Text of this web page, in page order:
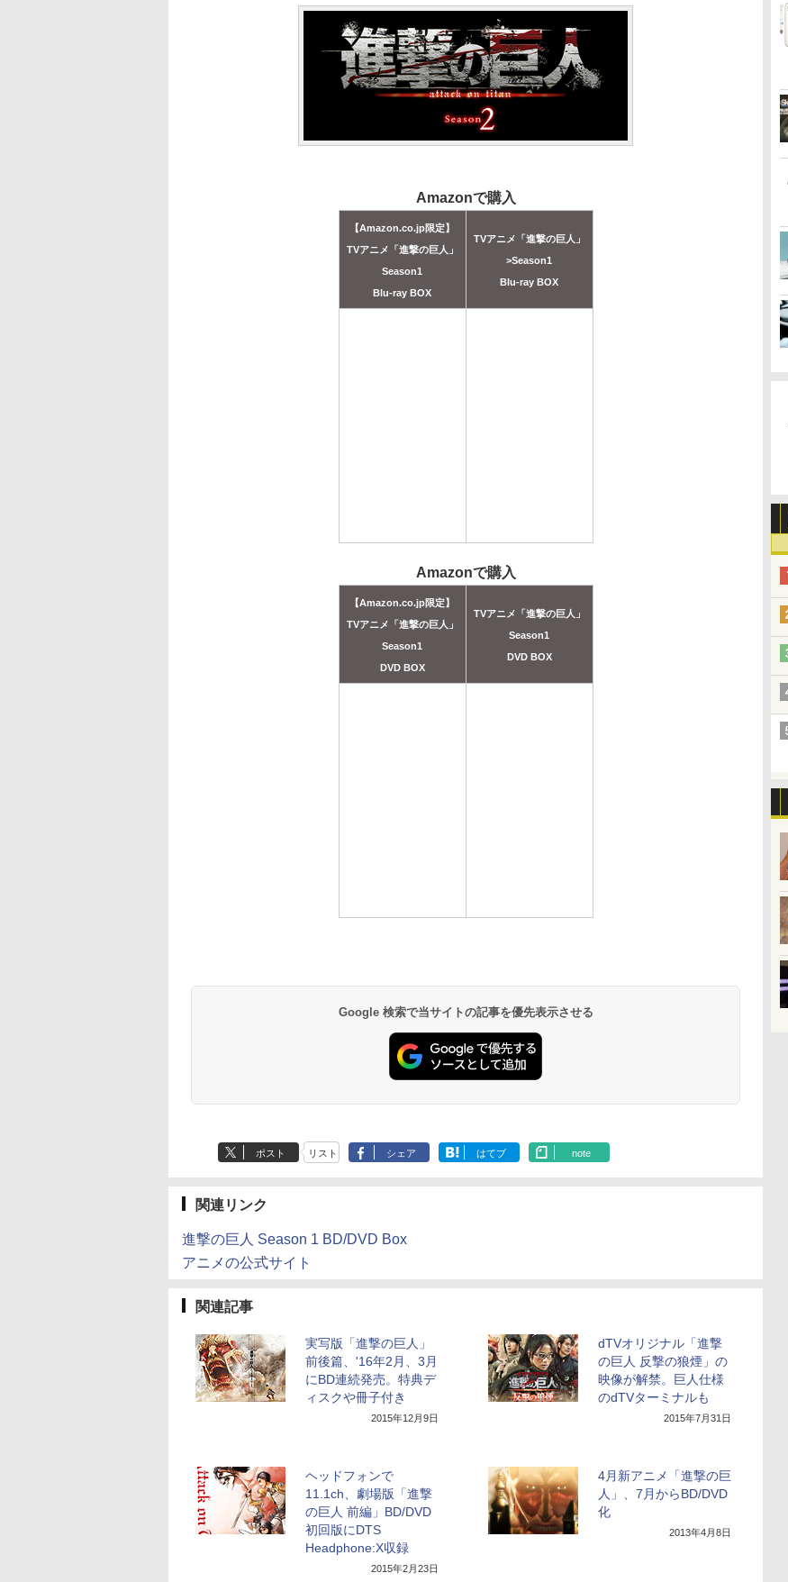
Amazonで購入
【Amazon.co.jp限定】
TVアニメ「進撃の巨人」
Season1
Blu-ray BOX
TVアニメ「進撃の巨人」
>Season1
Blu-ray BOX
Amazonで購入
【Amazon.co.jp限定】
TVアニメ「進撃の巨人」
Season1
DVD BOX
TVアニメ「進撃の巨人」
Season1
DVD BOX
Google 検索で当サイトの記事を優先表示させる
ポスト リスト シェア はてブ note
関連リンク
進撃の巨人 Season 1 BD/DVD Box
アニメの公式サイト
関連記事
実写版「進撃の巨人」
前後篇、'16年2月、3月
にBD連続発売。特典デ
ィスクや冊子付き
2015年12月9日
dTVオリジナル「進撃
の巨人 反撃の狼煙」の
映像が解禁。巨人仕様
のdTVターミナルも
2015年7月31日
ヘッドフォンで
11.1ch、劇場版「進撃
の巨人 前編」BD/DVD
初回版にDTS
Headphone:X収録
2015年2月23日
4月新アニメ「進撃の巨
人」、7月からBD/DVD
化
2013年4月8日